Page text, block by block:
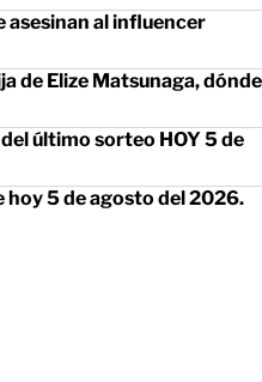
asesinan al influencer
de Elize Matsunaga, dónde
último sorteo HOY 5 de
hoy 5 de agosto del 2026.